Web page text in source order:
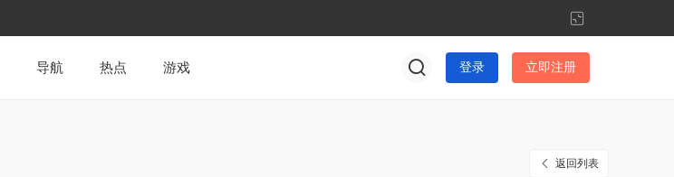
切
换
到
窄
导航 热点 游戏 登录 立即注册
返回列表